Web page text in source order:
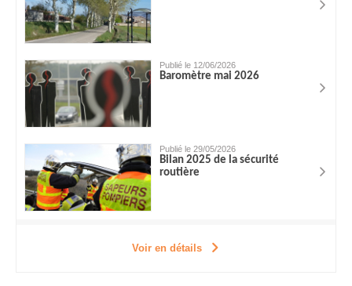
Publié le 12/06/2026
Baromètre mai 2026
Publié le 29/05/2026
Bilan 2025 de la sécurité
routière
Voir en détails